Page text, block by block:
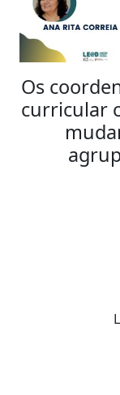
Os
curricular